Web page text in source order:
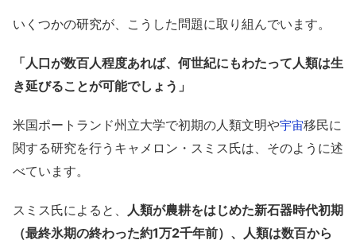
いくつかの研究が、こうした問題に取り組んでいます。
「人口が数百人程度あれば、何世紀にもわたって人類は生
き延びることが可能でしょう」
米国ポートランド州立大学で初期の人類文明や宇宙移民に
関する研究を行うキャメロン・スミス氏は、そのように述
べています。
スミス氏によると、 人類が農耕をはじめた新石器時代初期
（最終氷期の終わった約1万2千年前）、人類は数百から